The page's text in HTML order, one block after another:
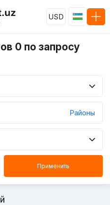
USD
0 по запросу
Районы
Применить